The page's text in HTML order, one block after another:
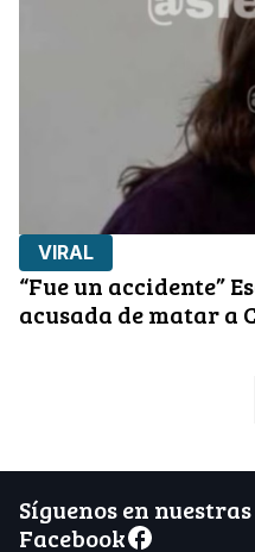
VIRAL
“Fue un accidente”
acusada de matar a
Síguenos en
Facebook